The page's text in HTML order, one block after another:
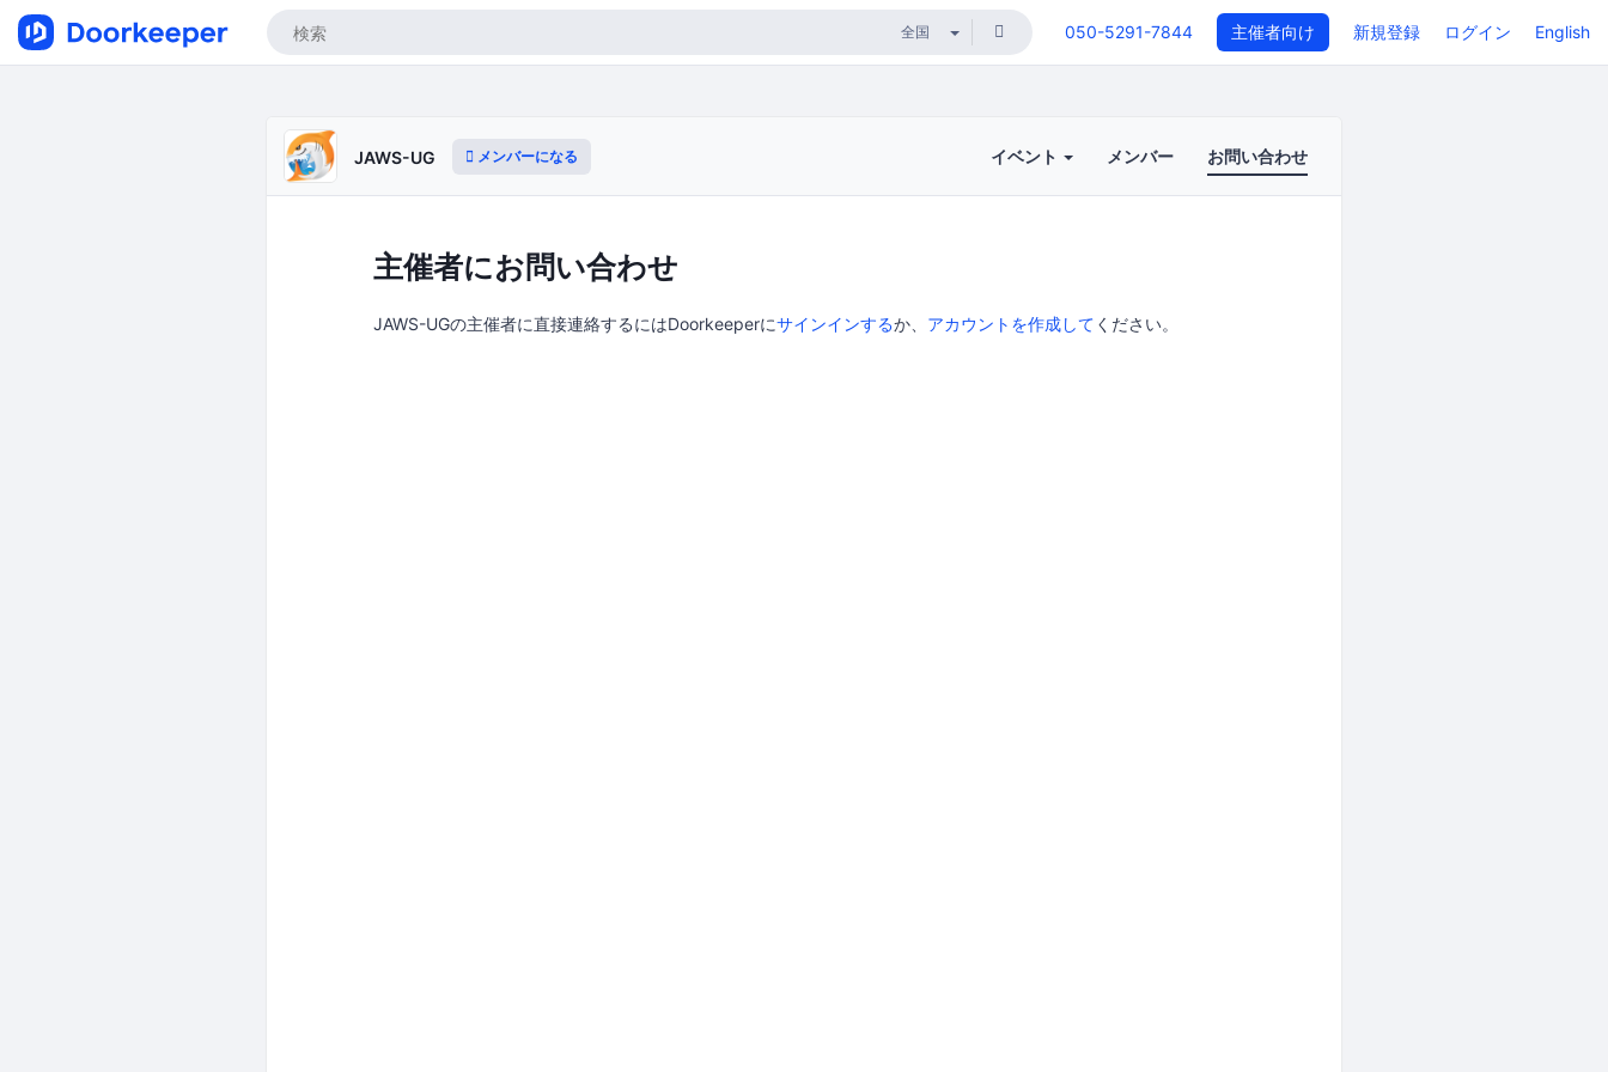
050-5291-7844 主催者向け 新規登録 ログイン English
JAWS-UG メンバーになる イベント メンバー お問い合わせ
主催者にお問い合わせ
JAWS-UGの主催者に直接連絡するにはDoorkeeperにサインインするか、 アカウントを作成して ください。